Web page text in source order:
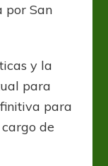
por San
y la
para
para
de